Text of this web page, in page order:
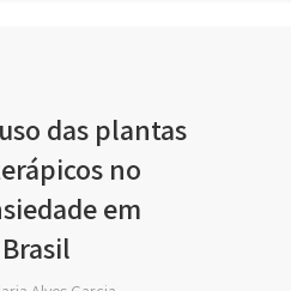
das plantas
no
em